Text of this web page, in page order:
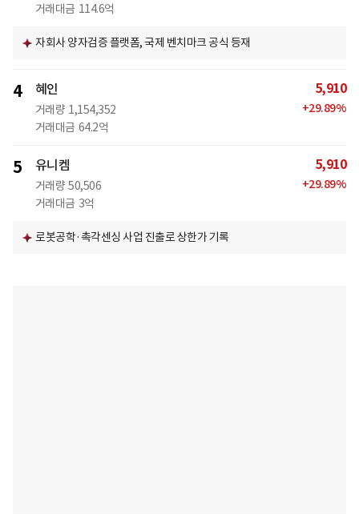
거래대금 114.6억
자회사 양자검증 플랫폼, 국제 벤치마크 공식 등재
4 혜인
거래량 1,154,352
거래대금 64.2억
5,910
+29.89%
5 유니켐
거래량 50,506
거래대금 3억
5,910
+29.89%
로봇공학·촉각센싱 사업 진출로 상한가 기록